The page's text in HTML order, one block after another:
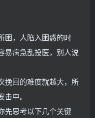
困，人陷入困惑的时
易病急乱投医，别人说
挽回的难度就越大，所
中。
先思考以下几个关键